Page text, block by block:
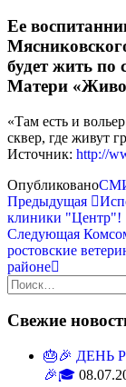
Ее
будет жить по
Матери
«Там есть и
сквер, где живут
Источник: http://
Опубликовано
Навигация
по
записям
Предыдущая
запись
Предыдущая
клиники "Центр"!
Следующая
запись
Следующая
ростовские
районе
Найти:
Свежие
🎂🎉
🎉🎓